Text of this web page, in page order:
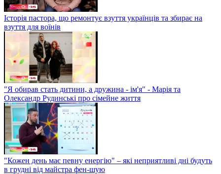
Історія пастора, що ремонтує взуття українців та збирає на
взуття для воїнів
"Я обирав стать дитини, а дружина - ім'я" - Марія та
Олександр Рудинські про сімейне життя
"Кожен день має певну енергію" – які неприятливі дні будуть
в грудні від майстра фен-шую